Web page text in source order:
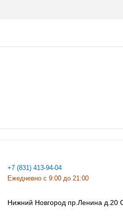
+7 (831) 413-94-04
Ежедневно с 9:00 до 21:00
Нижний Новгород пр.Ленина д.20